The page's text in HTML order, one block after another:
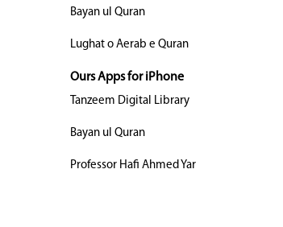
Bayan ul Quran
Lughat o Aerab e Quran
Ours Apps for iPhone
Tanzeem Digital Library
Bayan ul Quran
Professor Hafi Ahmed Yar